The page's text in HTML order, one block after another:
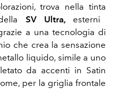
trova nella tinta
SV Ultra, esterni
a una tecnologia di
che crea la sensazione
liquido, simile a uno
da accenti in Satin
per la griglia frontale